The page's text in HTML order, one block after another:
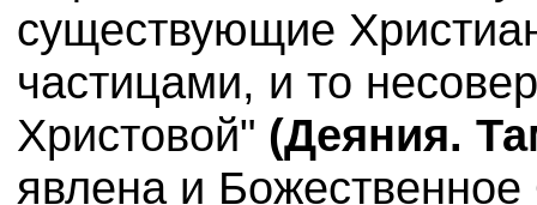
существующие
частицами, и то
Христовой" (Деяния.
явлена и